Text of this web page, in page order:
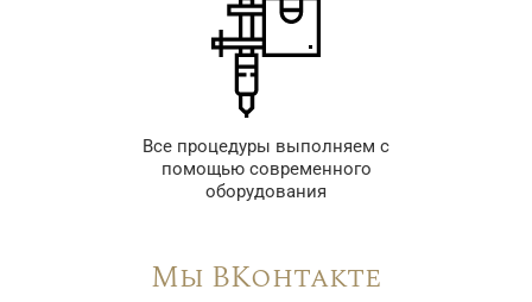
Все процедуры выполняем с
помощью современного
оборудования
Мы ВКонтакте